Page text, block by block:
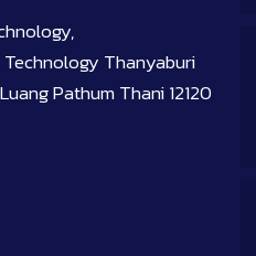
Thanyaburi
Pathum Thani 12120